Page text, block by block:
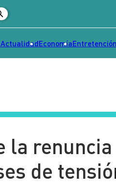
ActualidadEconomía
la
de